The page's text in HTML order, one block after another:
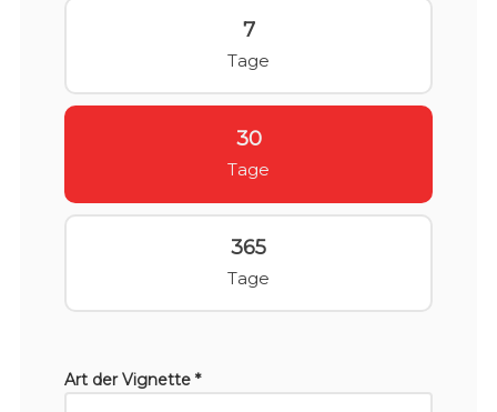
7
Tage
30
Tage
365
Tage
Art der Vignette *